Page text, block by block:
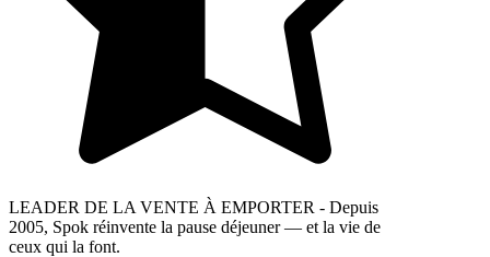
LEADER DE LA VENTE À EMPORTER - Depuis
2005, Spok réinvente la pause déjeuner — et la vie de
ceux qui la font.